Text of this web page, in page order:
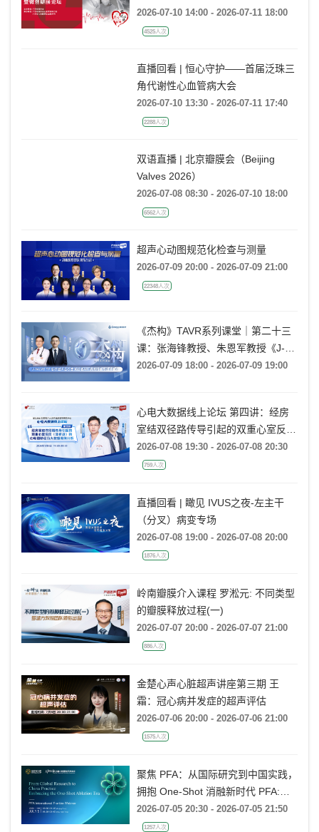
2026-07-10 14:00 - 2026-07-11 18:00
4525人次
直播回看 | 恒心守护——首届泛珠三
角代谢性心血管病大会
2026-07-10 13:30 - 2026-07-11 17:40
2288人次
双语直播 | 北京瓣膜会（Beijing
Valves 2026）
2026-07-08 08:30 - 2026-07-10 18:00
6562人次
超声心动图规范化检查与测量
2026-07-09 20:00 - 2026-07-09 21:00
22348人次
《杰构》TAVR系列课堂｜第二十三
课：张海锋教授、朱恩军教授《J-
VALVE TF 治疗超大左心室流出道
2026-07-09 18:00 - 2026-07-09 19:00
心电大数据线上论坛 第四讲：经房
室结双径路传导引起的双重心室反应
(非折返)的心电图特征及大数据案例
分析
2026-07-08 19:30 - 2026-07-08 20:30
759人次
直播回看 | 瞰见 IVUS之夜-左主干
（分叉）病变专场
2026-07-08 19:00 - 2026-07-08 20:00
1876人次
岭南瓣膜介入课程 罗淞元: 不同类型
的瓣膜释放过程(一)
2026-07-07 20:00 - 2026-07-07 21:00
886人次
金楚心声心脏超声讲座第三期 王
霜：冠心病并发症的超声评估
2026-07-06 20:00 - 2026-07-06 21:00
1575人次
聚焦 PFA：从国际研究到中国实践，
拥抱 One-Shot 消融新时代 PFA:
From Global Research to China
Practice, Embracing the One-Shot
2026-07-05 20:30 - 2026-07-05 21:50
1257人次